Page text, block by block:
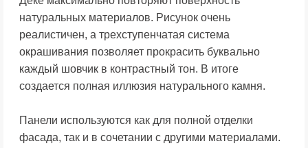
натуральных материалов. Рисунок очень
реалистичен, а трехступенчатая система
окрашивания позволяет прокрасить буквально
каждый шовчик в контрастный тон. В итоге
создается полная иллюзия натурального камня.
Панели используются как для полной отделки
фасада, так и в сочетании с другими материалами.